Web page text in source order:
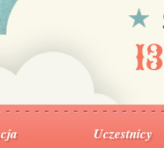
Uczestnicy